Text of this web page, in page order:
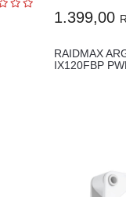
1.399,00
RAIDMAX
IX120FBP